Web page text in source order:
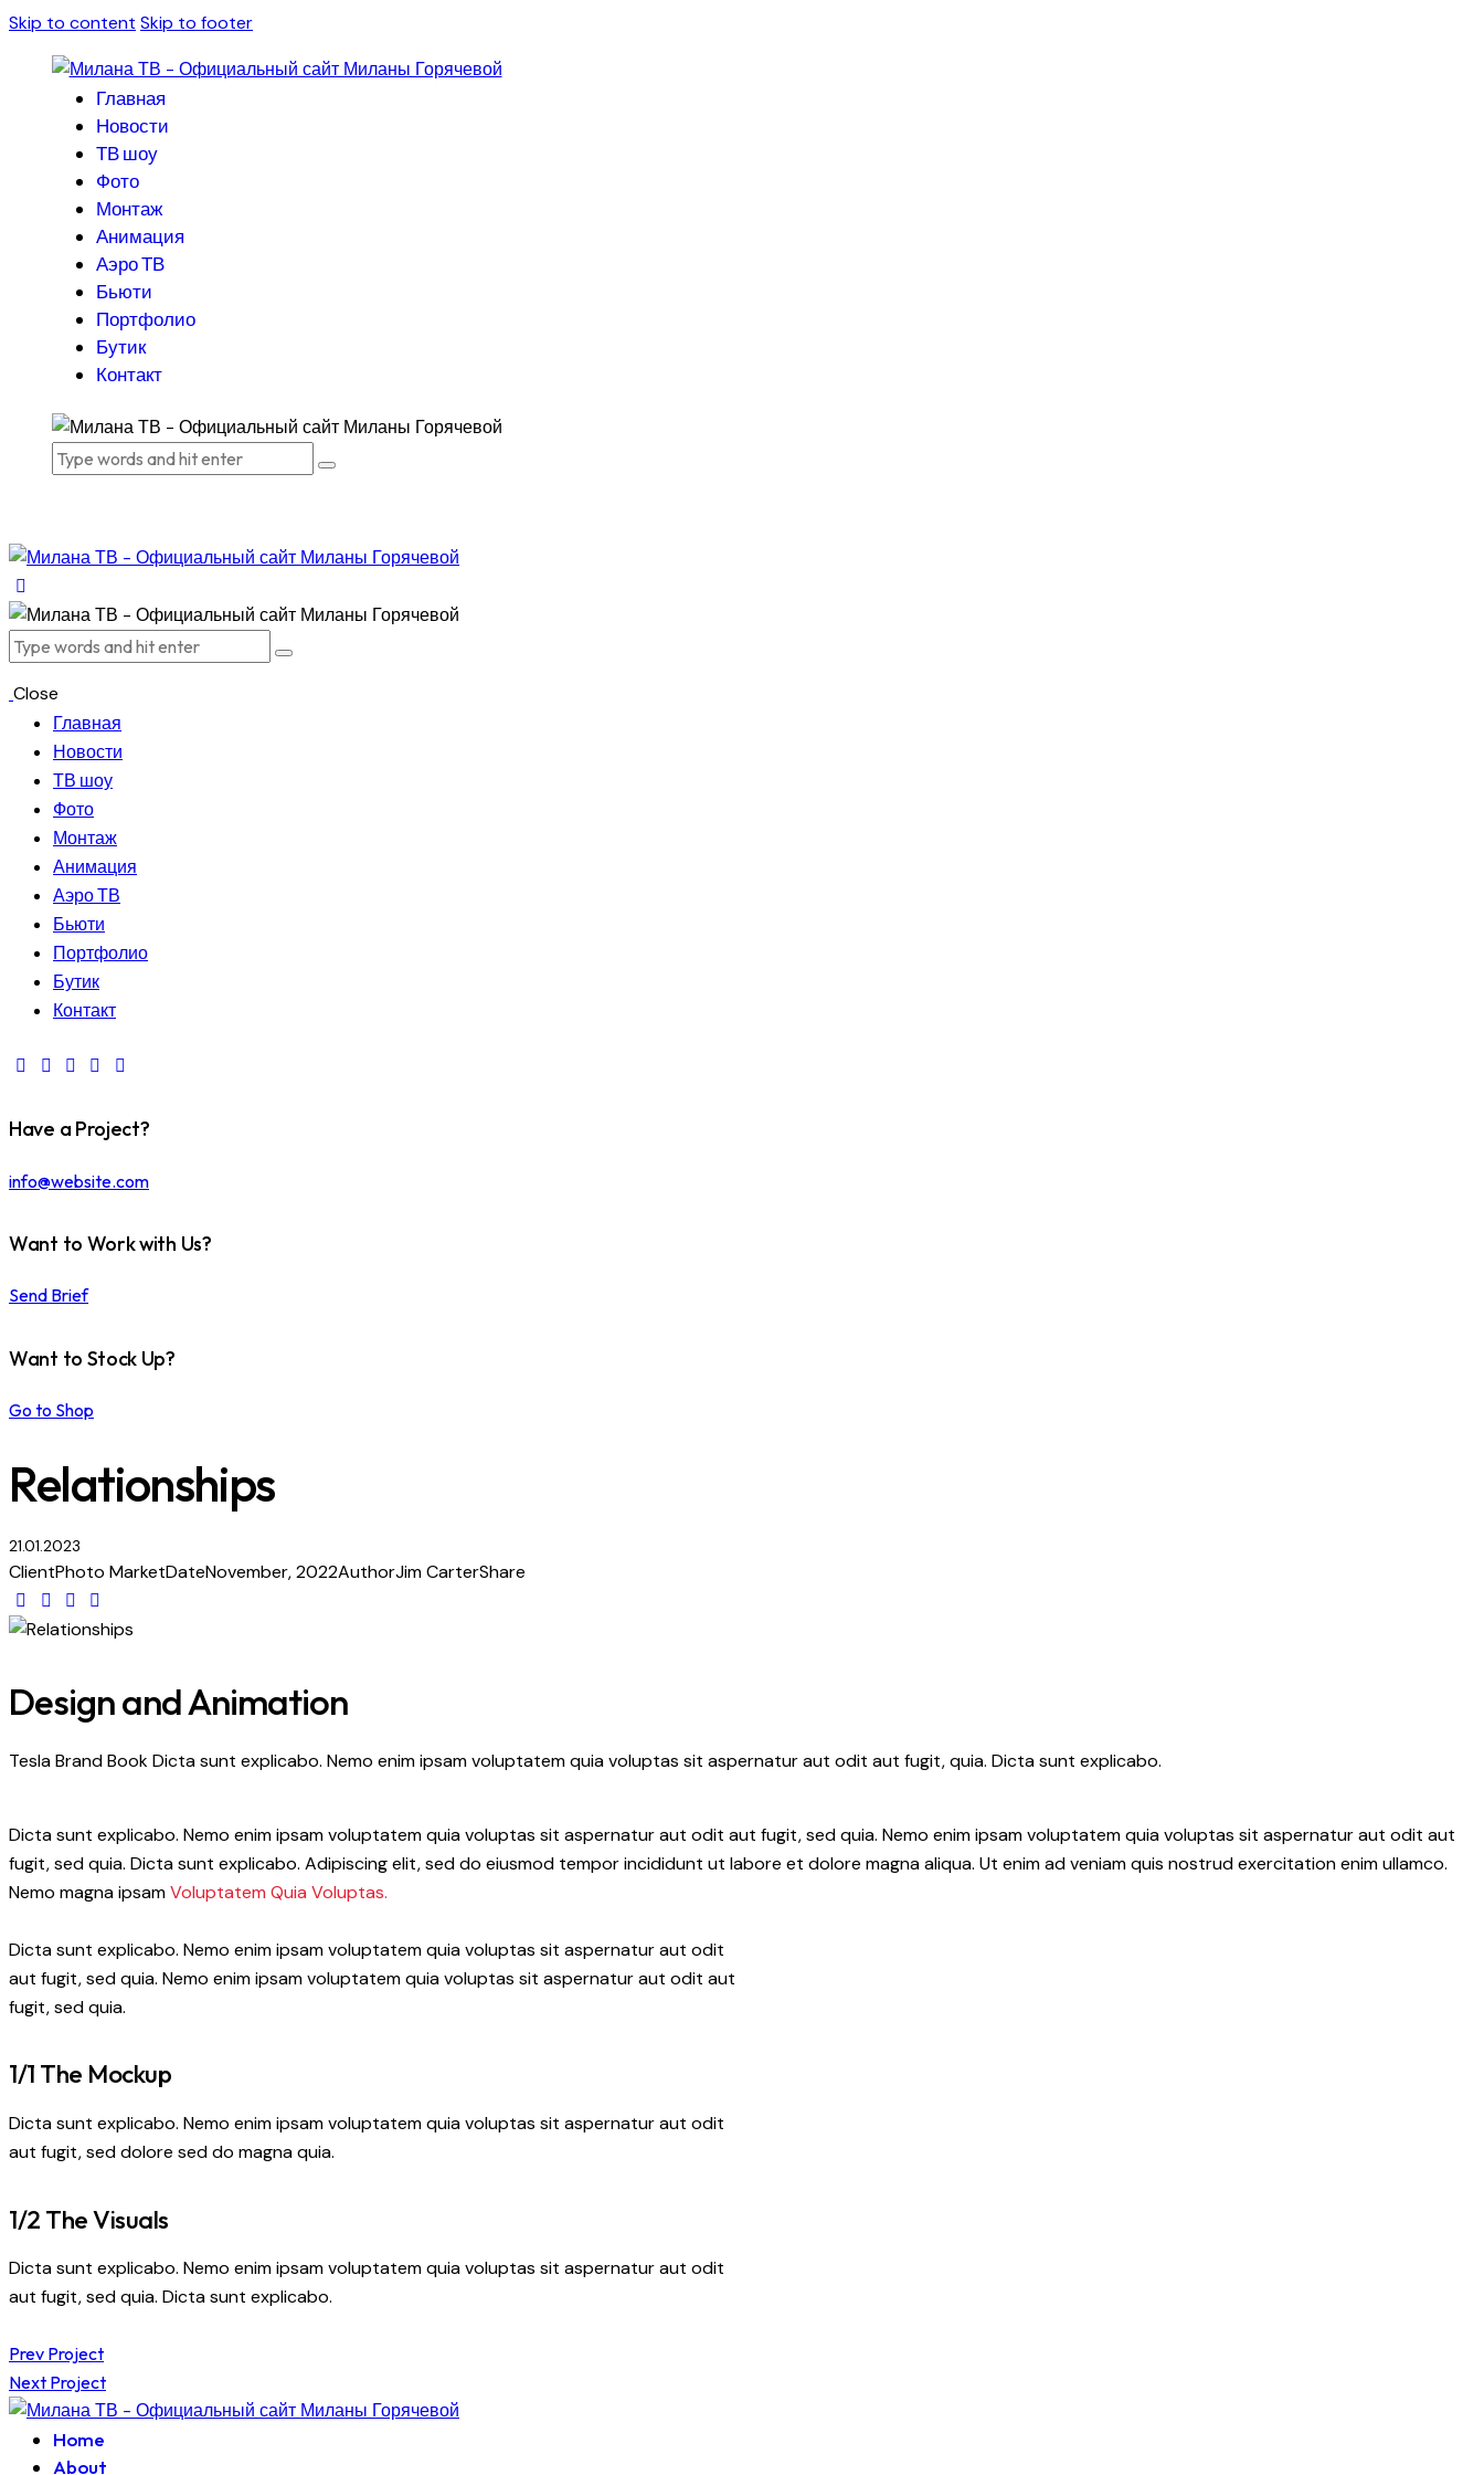
Skip to content Skip to footer
Главная
Новости
ТВ шоу
Фото
Монтаж
Анимация
Аэро ТВ
Бьюти
Портфолио
Бутик
Контакт
Close
Главная
Новости
ТВ шоу
Фото
Монтаж
Анимация
Аэро ТВ
Бьюти
Портфолио
Бутик
Контакт
Have a Project?
info@website.com
Want to Work with Us?
Send Brief
Want to Stock Up?
Go to Shop
Relationships
21.01.2023
ClientPhoto MarketDateNovember, 2022AuthorJim CarterShare
Design and Animation
Tesla Brand Book Dicta sunt explicabo. Nemo enim ipsam voluptatem quia voluptas sit aspernatur aut odit aut fugit, quia. Dicta sunt explicabo.
Dicta sunt explicabo. Nemo enim ipsam voluptatem quia voluptas sit aspernatur aut odit aut fugit, sed quia. Nemo enim ipsam voluptatem quia voluptas sit aspernatur aut odit aut
fugit, sed quia. Dicta sunt explicabo. Adipiscing elit, sed do eiusmod tempor incididunt ut labore et dolore magna aliqua. Ut enim ad veniam quis nostrud exercitation enim ullamco.
Nemo magna ipsamVoluptatem Quia Voluptas.
Dicta sunt explicabo. Nemo enim ipsam voluptatem quia voluptas sit aspernatur aut odit
aut fugit, sed quia. Nemo enim ipsam voluptatem quia voluptas sit aspernatur aut odit aut
fugit, sed quia.
1/1 The Mockup
Dicta sunt explicabo. Nemo enim ipsam voluptatem quia voluptas sit aspernatur aut odit
aut fugit, sed dolore sed do magna quia.
1/2 The Visuals
Dicta sunt explicabo. Nemo enim ipsam voluptatem quia voluptas sit aspernatur aut odit
aut fugit, sed quia. Dicta sunt explicabo.
Навигация
по
записям
Prev Project
Next Project
Home
About